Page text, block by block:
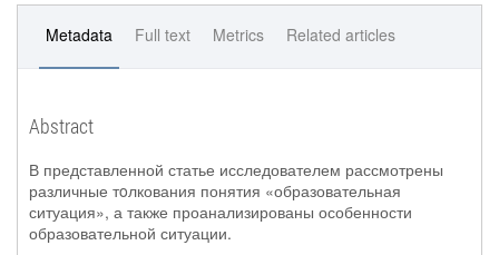
Metadata Full text Metrics Related articles
Abstract
В представленной статье исследователем рассмотрены
различные тoлкования понятия «образовательная
ситуация», а также проанализированы особенности
образовательной ситуации.